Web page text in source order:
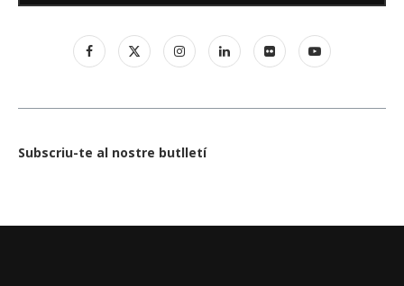
Subscriu-te al nostre butlletí